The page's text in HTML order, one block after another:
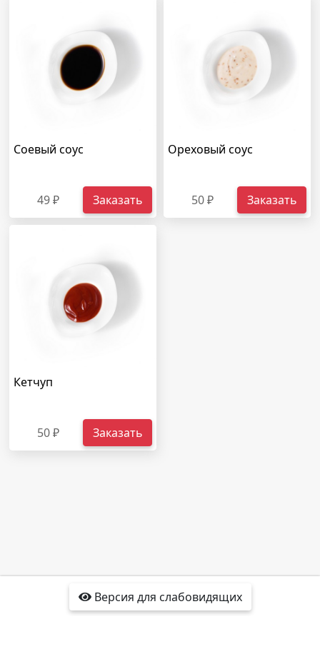
Соевый соус
49 ₽ Заказать
Ореховый соус
50 ₽ Заказать
Кетчуп
50 ₽ Заказать
Версия для слабовидящих